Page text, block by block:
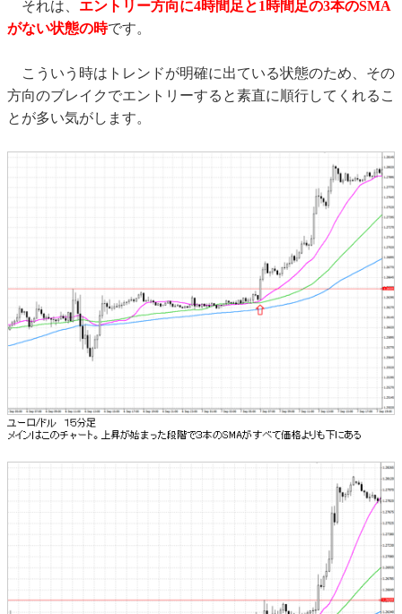
それは、 エントリー方向に4時間足と1時間足の3本のSMA
がない状態の時です。
こういう時はトレンドが明確に出ている状態のため、その
方向のブレイクでエントリーすると素直に順行してくれるこ
とが多い気がします。